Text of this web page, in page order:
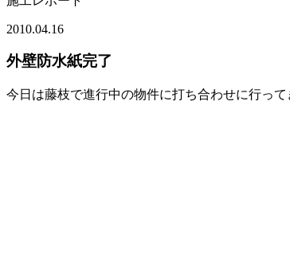
2010.04.16
外壁防水紙完了
今日は藤枝で進行中の物件に打ち合わせに行っ